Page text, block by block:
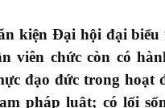
kiện Đại hội đại
viên chức còn có
đạo đức trong hoạt
pháp luật; có lối